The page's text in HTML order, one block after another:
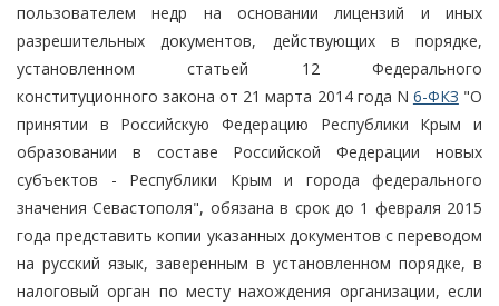
пользователем недр на основании лицензий и иных
разрешительных документов, действующих в порядке,
установленном статьей 12 Федерального
конституционного закона от 21 марта 2014 года N 6-ФКЗ "О
принятии в Российскую Федерацию Республики Крым и
образовании в составе Российской Федерации новых
субъектов - Республики Крым и города федерального
значения Севастополя", обязана в срок до 1 февраля 2015
года представить копии указанных документов с переводом
на русский язык, заверенным в установленном порядке, в
налоговый орган по месту нахождения организации, если